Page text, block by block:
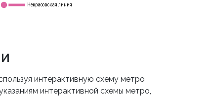
Некрасовская линия
интерактивную схему метро
интерактивной схемы метро,